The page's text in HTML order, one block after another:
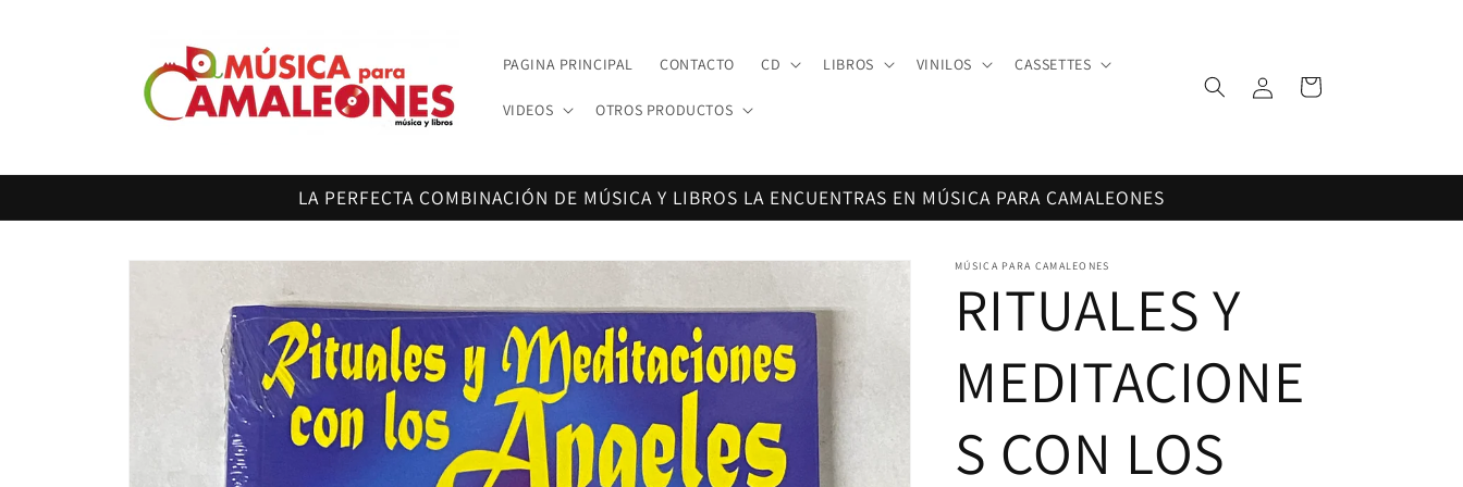
PAGINA PRINCIPAL CONTACTO CD LIBROS VINILOS CASSETTES
VIDEOS OTROS PRODUCTOS
sesión
Carrito
LA PERFECTA COMBINACIÓN DE MÚSICA Y LIBROS LA ENCUENTRAS EN MÚSICA PARA CAMALEONES
información
del producto
MÚSICA PARA CAMALEONES
RITUALES Y
MEDITACIONE
S CON LOS